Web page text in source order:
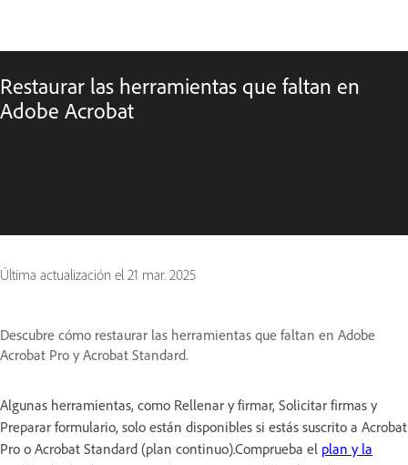
Restaurar las herramientas que faltan en
Adobe Acrobat
Última actualización el 21 mar. 2025
Descubre cómo restaurar las herramientas que faltan en Adobe
Acrobat Pro y Acrobat Standard.
Algunas herramientas, como Rellenar y firmar, Solicitar firmas y
Preparar formulario, solo están disponibles si estás suscrito a Acrobat
Pro o Acrobat Standard (plan continuo).Comprueba el plan y la